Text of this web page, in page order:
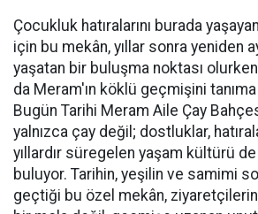
Çocukluk hatıralarını burada
için bu mekân, yıllar sonra yeniden
yaşatan bir buluşma noktası
da Meram'ın köklü geçmişini
Bugün Tarihi Meram Aile Çay
yalnızca çay değil; dostluklar,
yıllardır süregelen yaşam kültürü
buluyor. Tarihin, yeşilin ve samimi
geçtiği bu özel mekân,